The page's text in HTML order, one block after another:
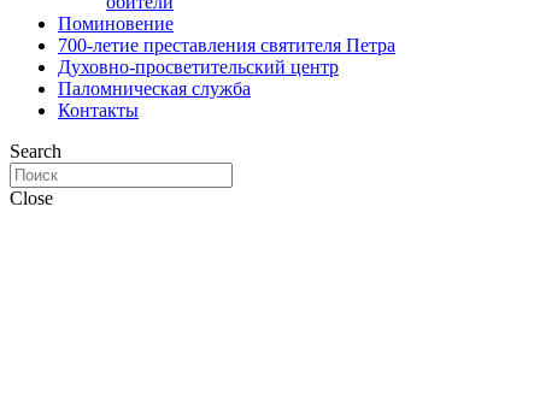
Поминовение
700-летие преставления святителя Петра
Духовно-просветительский центр
Паломническая служба
Контакты
Search
Close